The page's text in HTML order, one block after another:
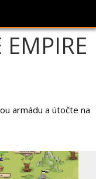
armádu a útočte na